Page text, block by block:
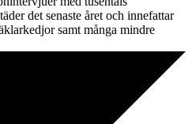
det senaste året och innefattar
samt många mindre